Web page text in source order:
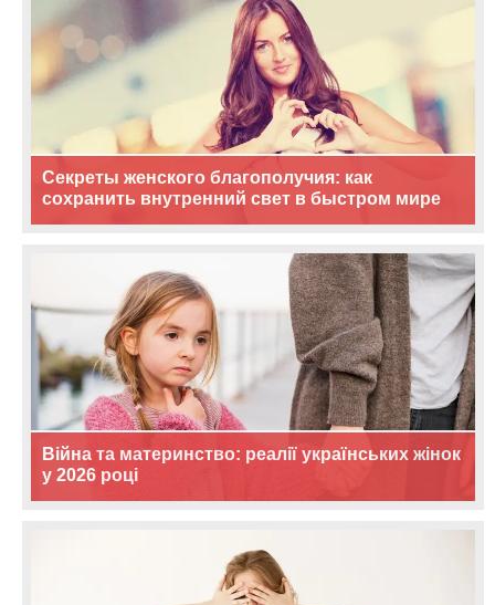
Секреты женского благополучия: как
сохранить внутренний свет в быстром мире
Війна та материнство: реалії українських жінок
у 2026 році